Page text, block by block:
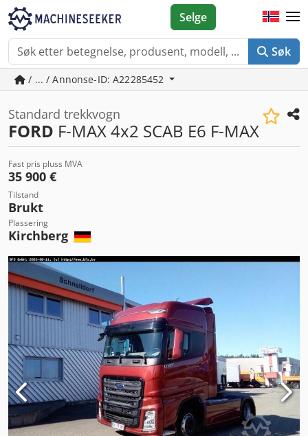
Søk
Selge
/ ... / Annonse-ID: A22285452
Standard trekkvogn
FORD F-MAX 4x2 SCAB E6 F-MAX
Fast pris pluss MVA
35 900 €
Tilstand
Brukt
Plassering
Kirchberg